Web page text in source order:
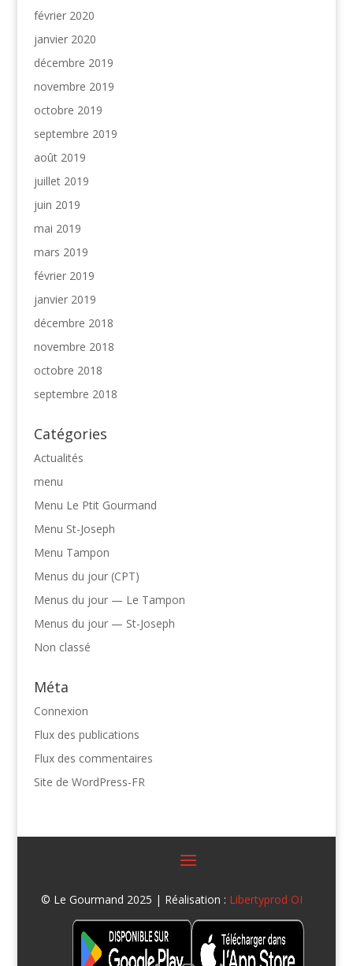
février 2020
janvier 2020
décembre 2019
novembre 2019
octobre 2019
septembre 2019
août 2019
juillet 2019
juin 2019
mai 2019
mars 2019
février 2019
janvier 2019
décembre 2018
novembre 2018
octobre 2018
septembre 2018
Catégories
Actualités
menu
Menu Le Ptit Gourmand
Menu St-Joseph
Menu Tampon
Menus du jour (CPT)
Menus du jour — Le Tampon
Menus du jour — St-Joseph
Non classé
Méta
Connexion
Flux des publications
Flux des commentaires
Site de WordPress-FR
© Le Gourmand 2025 | Réalisation : Libertyprod OI